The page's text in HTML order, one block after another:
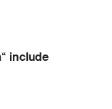
include